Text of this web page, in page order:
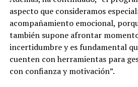
aspecto que consideramos
acompañamiento emocional,
también supone afrontar
incertidumbre y es fundamental
cuenten con herramientas para
con confianza y motivación”.